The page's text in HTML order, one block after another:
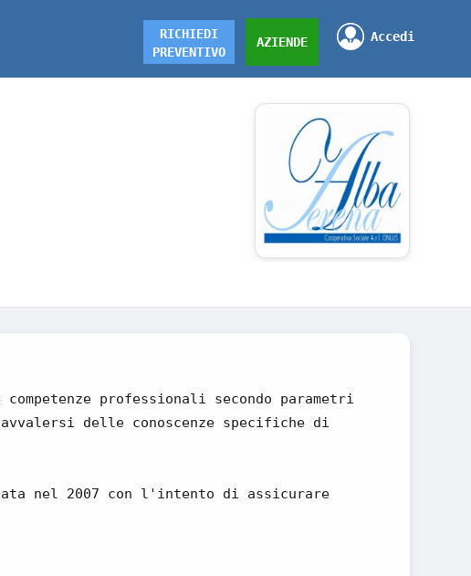
Accedi
AZIENDE
RICHIEDI
PREVENTIVO
professionali secondo parametri
delle conoscenze specifiche di
nata nel 2007 con l'intento di assicurare